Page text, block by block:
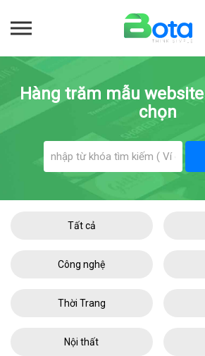
Hàng trăm mẫu
chọn
Tất cả
Công nghệ
Thời Trang
Nội thất